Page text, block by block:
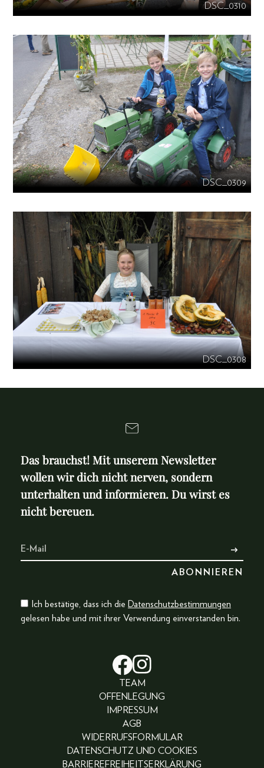
DSC_0310
DSC_0309
DSC_0308
Das brauchst! Mit unserem Newsletter
wollen wir dich nicht nerven, sondern
unterhalten und informieren. Du wirst es
nicht bereuen.
Ich bestätige, dass ich die Datenschutzbestimmungen
gelesen habe und mit ihrer Verwendung einverstanden bin.
TEAM
OFFENLEGUNG
IMPRESSUM
AGB
WIDERRUFSFORMULAR
DATENSCHUTZ UND COOKIES
BARRIEREFREIHEITSERKLÄRUNG